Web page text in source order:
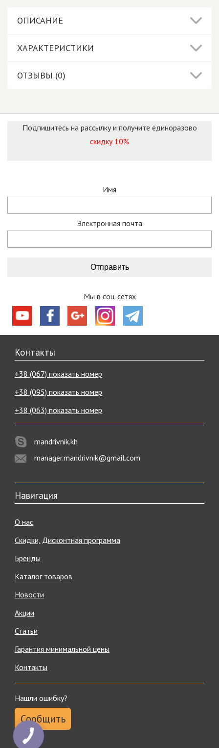
ОПИСАНИЕ
ХАРАКТЕРИСТИКИ
ОТЗЫВЫ (0)
Подпишитесь на рассылку и получите единоразово
скидку 10%
Имя
Электронная почта
Мы в соц. сетях
Контакты
+38 (067) показать номер
+38 (095) показать номер
+38 (063) показать номер
mandrivnik.kh
manager.mandrivnik@gmail.com
Навигация
О нас
Скидки, Дисконтная программа
Бренды
Каталог товаров
Новости
Акции
Статьи
Гарантия минимальной цены
Контакты
Нашли ошибку?
Сообщить